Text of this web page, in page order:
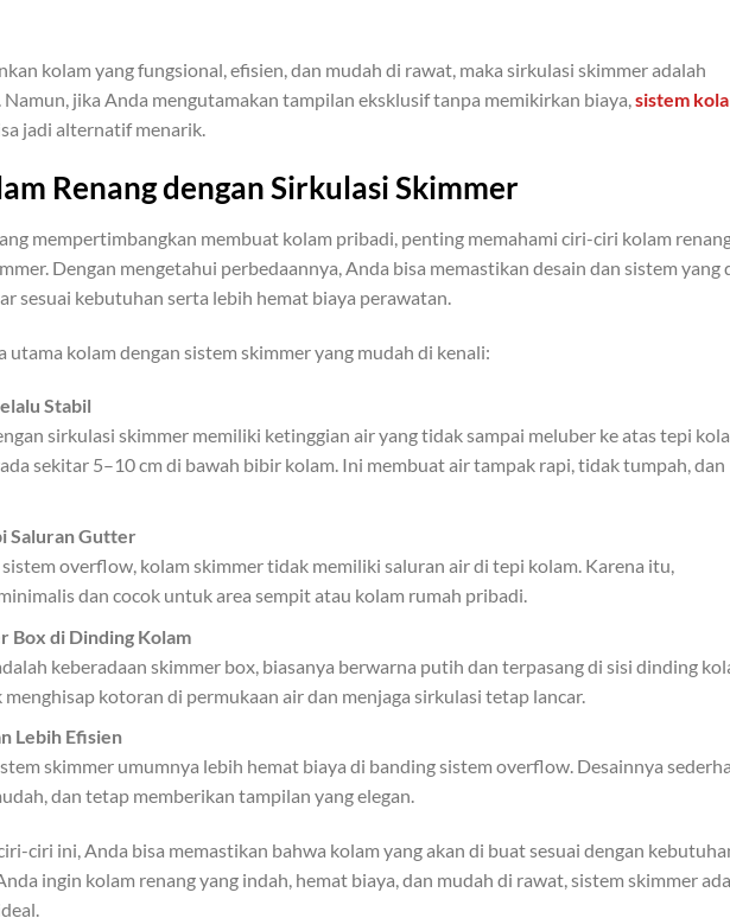
kolam yang fungsional, efisien, dan mudah di rawat, maka sirkulasi skimmer adalah
jika Anda mengutamakan tampilan eksklusif tanpa memikirkan biaya,sistem
jadi alternatif menarik.
Renang dengan Sirkulasi Skimmer
mempertimbangkan membuat kolam pribadi, penting memahami ciri-ciri kolam
Dengan mengetahui perbedaannya, Anda bisa memastikan desain dan sistem yang
sesuai kebutuhan serta lebih hemat biaya perawatan.
kolam dengan sistem skimmer yang mudah di kenali:
Stabil
sirkulasi skimmer memiliki ketinggian air yang tidak sampai meluber ke atas tepi
sekitar 5–10 cm di bawah bibir kolam. Ini membuat air tampak rapi, tidak tumpah, dan
Saluran Gutter
overflow, kolam skimmer tidak memiliki saluran air di tepi kolam. Karena itu,
dan cocok untuk area sempit atau kolam rumah pribadi.
Box di Dinding Kolam
keberadaan skimmer box, biasanya berwarna putih dan terpasang di sisi dinding
kotoran di permukaan air dan menjaga sirkulasi tetap lancar.
Lebih Efisien
skimmer umumnya lebih hemat biaya di banding sistem overflow. Desainnya
dan tetap memberikan tampilan yang elegan.
ciri ini, Anda bisa memastikan bahwa kolam yang akan di buat sesuai dengan
ingin kolam renang yang indah, hemat biaya, dan mudah di rawat, sistem skimmer